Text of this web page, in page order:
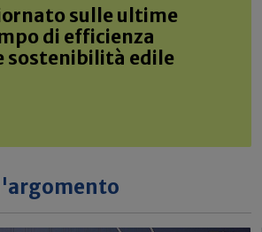
sulle ultime
di efficienza
sostenibilità edile